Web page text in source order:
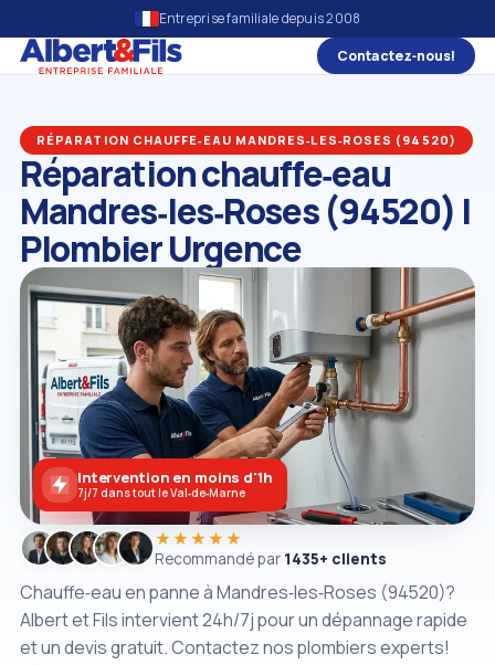
Entreprise familiale depuis 2008
Contactez‑nous!
RÉPARATION CHAUFFE‑EAU MANDRES‑LES‑ROSES (94520)
Réparation chauffe‑eau
Mandres‑les‑Roses (94520) |
Plombier Urgence
Chauffe‑eau en panne à Mandres‑les‑Roses (94520)?
Albert et Fils intervient 24h/7j pour un dépannage rapide
et un devis gratuit. Contactez nos plombiers experts!
★★★★★
Recommandé par 1435+ clients
Intervention en moins d'1h
7j/7 dans tout le Val‑de‑Marne